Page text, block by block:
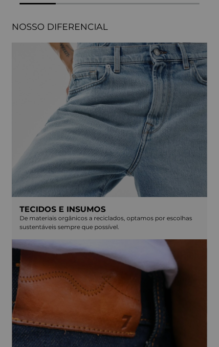
NOSSO DIFERENCIAL
TECIDOS E INSUMOS
De materiais orgânicos a reciclados, optamos por escolhas
sustentáveis sempre que possível.